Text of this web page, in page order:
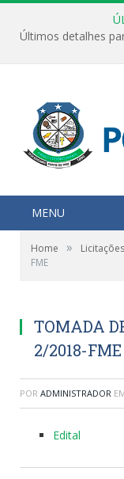
MENU
Home » Licitações
FME
TOMADA
2/2018-FME
POR ADMINISTRADOR
Edital